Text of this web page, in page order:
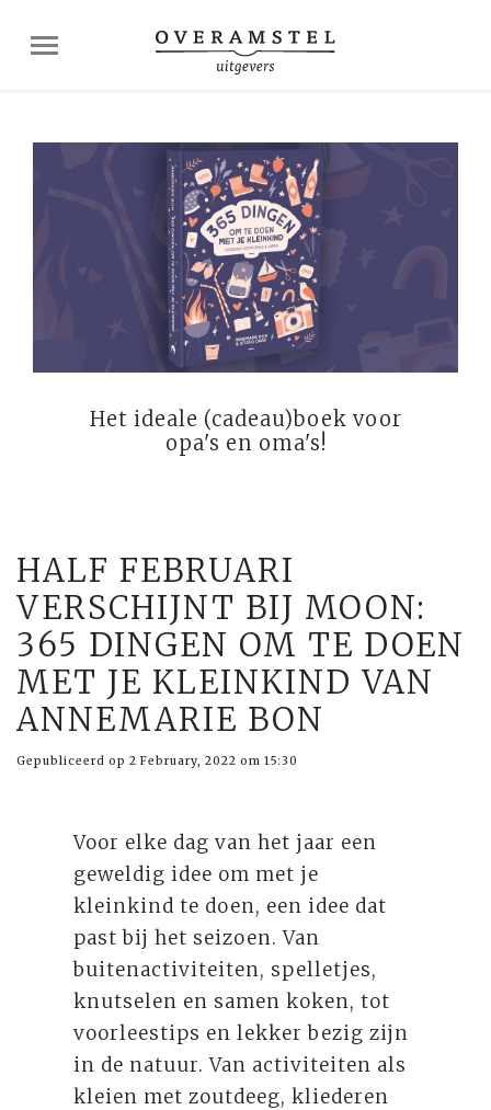
Het ideale (cadeau)boek voor
opa's en oma's!
HALF FEBRUARI
VERSCHIJNT BIJ MOON:
365 DINGEN OM TE DOEN
MET JE KLEINKIND VAN
ANNEMARIE BON
Gepubliceerd op 2 February, 2022 om 15:30
Voor elke dag van het jaar een
geweldig idee om met je
kleinkind te doen, een idee dat
past bij het seizoen. Van
buitenactiviteiten, spelletjes,
knutselen en samen koken, tot
voorleestips en lekker bezig zijn
in de natuur. Van activiteiten als
kleien met zoutdeeg, kliederen